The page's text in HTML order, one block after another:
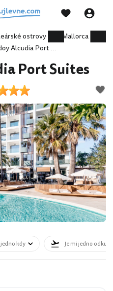
ostrovy
Mallorca
Bordoy Alcudia Port Suites
Port Suites
jedno kdy Je mi jedno odkud